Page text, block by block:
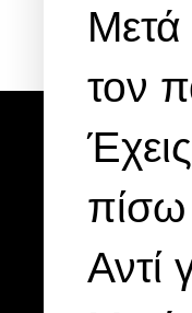
Μετά
τον
πίσω
Αντί